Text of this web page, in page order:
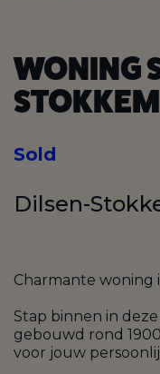
WONING
STOKKEM
Sold
Dilsen-
Charmante woning
Stap binnen in
gebouwd rond
voor jouw